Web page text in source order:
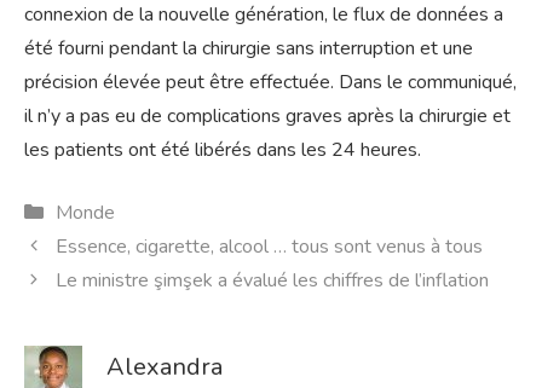
connexion de la nouvelle génération, le flux de données a
été fourni pendant la chirurgie sans interruption et une
précision élevée peut être effectuée. Dans le communiqué,
il n’y a pas eu de complications graves après la chirurgie et
les patients ont été libérés dans les 24 heures.
Catégories
Monde
Essence, cigarette, alcool … tous sont venus à tous
Le ministre şimşek a évalué les chiffres de l’inflation
Alexandra